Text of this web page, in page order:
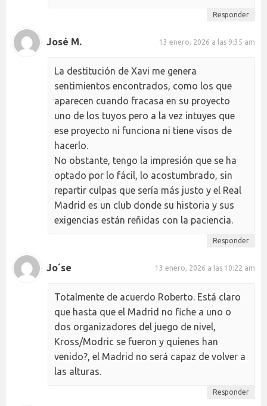
Responder
José M. 13 enero, 2026 a las 9:35 am
La destitución de Xavi me genera
sentimientos encontrados, como los que
aparecen cuando fracasa en su proyecto
uno de los tuyos pero a la vez intuyes que
ese proyecto ni funciona ni tiene visos de
hacerlo.
No obstante, tengo la impresión que se ha
optado por lo fácil, lo acostumbrado, sin
repartir culpas que sería más justo y el Real
Madrid es un club donde su historia y sus
exigencias están reñidas con la paciencia.
Responder
Jo´se 13 enero, 2026 a las 10:22 am
Totalmente de acuerdo Roberto. Está claro
que hasta que el Madrid no fiche a uno o
dos organizadores del juego de nivel,
Kross/Modric se fueron y quienes han
venido?, el Madrid no será capaz de volver a
las alturas.
Responder